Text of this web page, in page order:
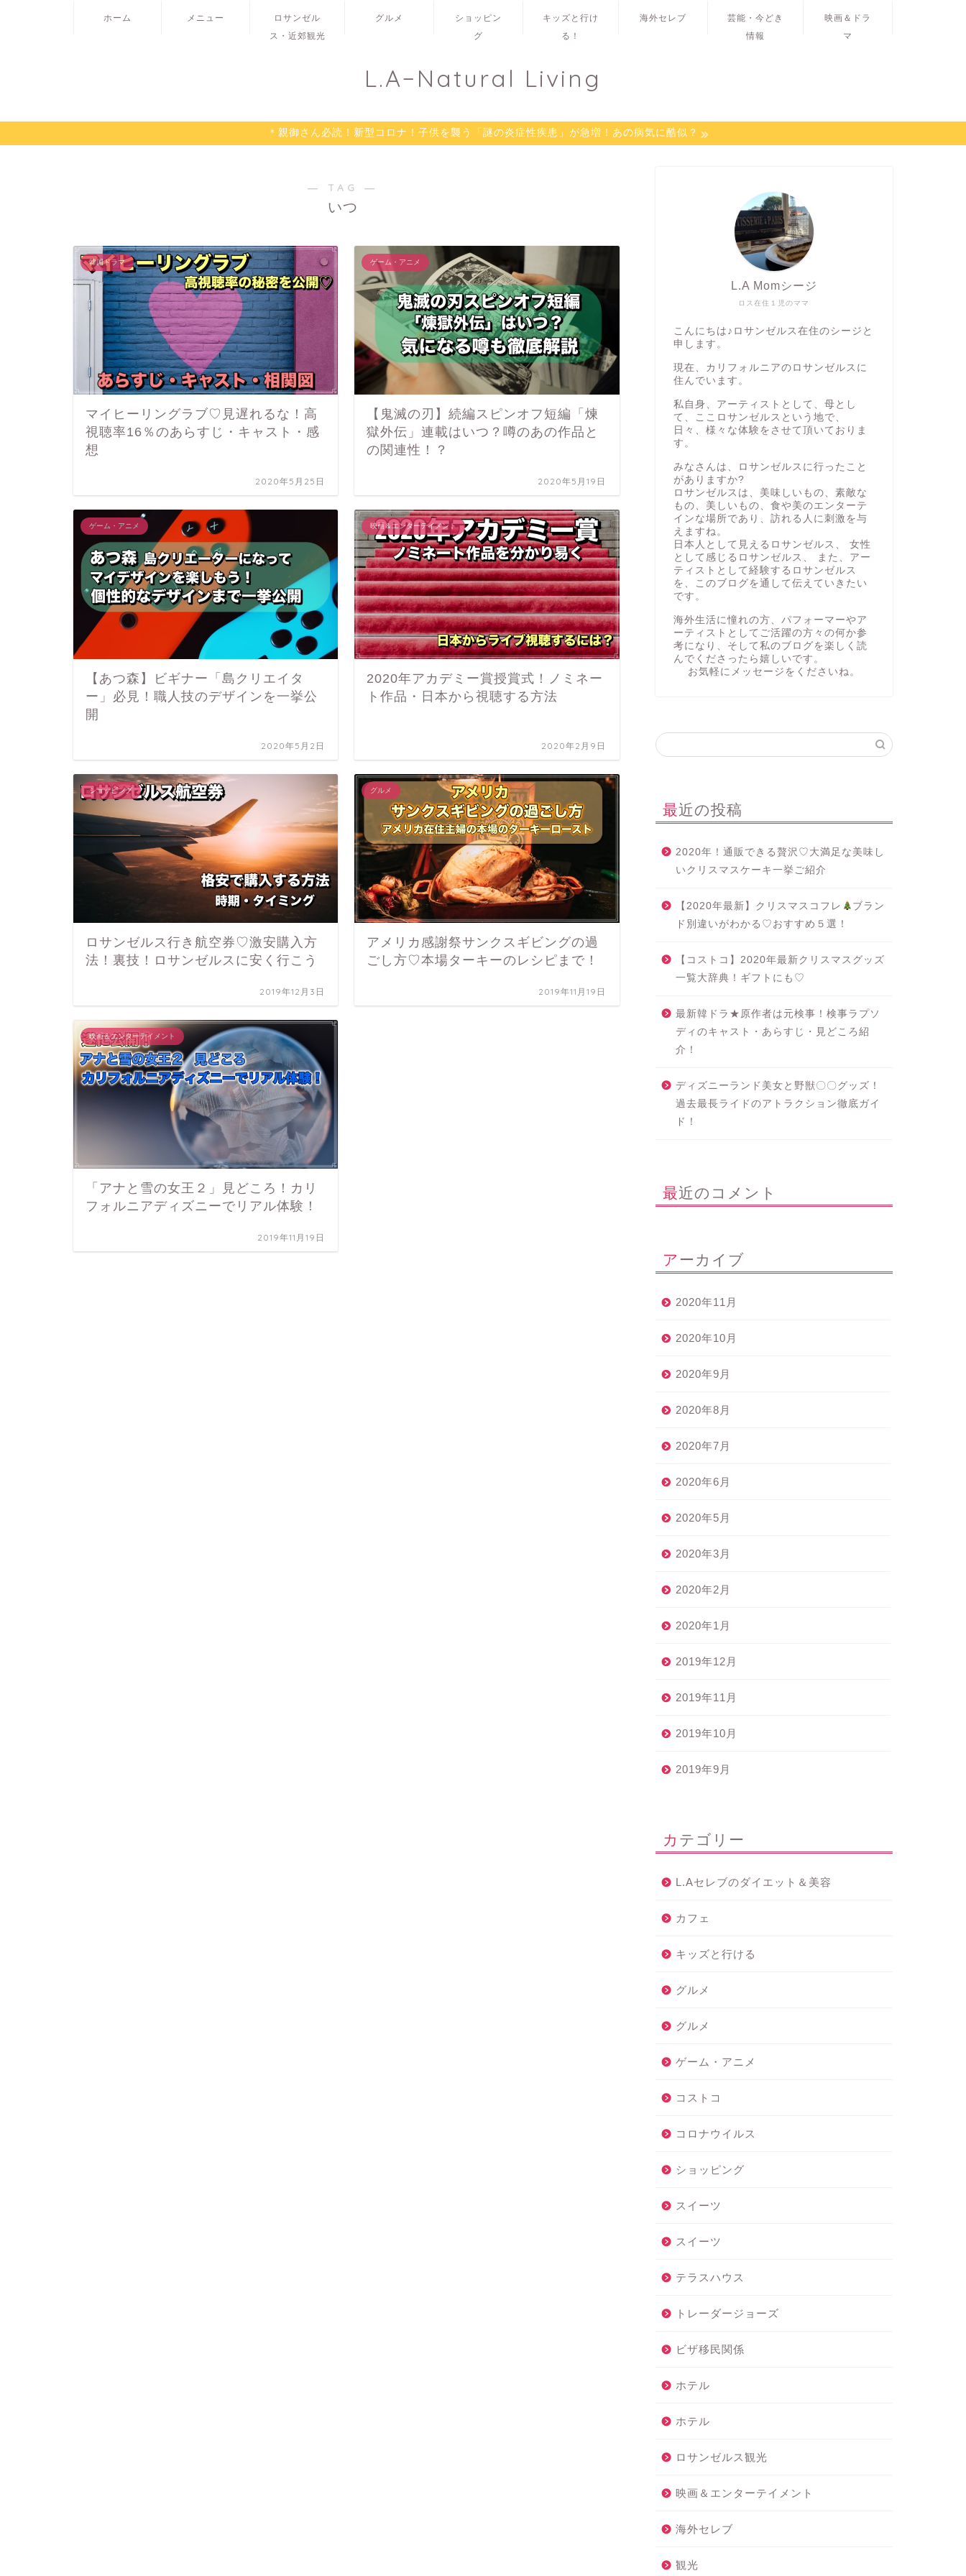
ホーム メニュー
ロサンゼル
ス・近郊観光
グルメ
ショッピン
グ
キッズと行け
る！
海外セレブ
芸能・今どき
情報
映画＆ドラ
マ
L.A−Natural Living
＊親御さん必読！新型コロナ！子供を襲う「謎の炎症性疾患」が急増！あの病気に酷似？
― TAG ―
いつ
韓国ドラマ
マイヒーリングラブ♡見遅れるな！高
視聴率16％のあらすじ・キャスト・感
想
2020年5月25日
ゲーム・アニメ
【鬼滅の刃】続編スピンオフ短編「煉
獄外伝」連載はいつ？噂のあの作品と
の関連性！？
2020年5月19日
ゲーム・アニメ
【あつ森】ビギナー「島クリエイタ
ー」必見！職人技のデザインを一挙公
開
2020年5月2日
映画＆エンターテイメント
2020年アカデミー賞授賞式！ノミネー
ト作品・日本から視聴する方法
2020年2月9日
ショッピング
ロサンゼルス行き航空券♡激安購入方
法！裏技！ロサンゼルスに安く行こう
2019年12月3日
グルメ
アメリカ感謝祭サンクスギビングの過
ごし方♡本場ターキーのレシピまで！
2019年11月19日
映画＆エンターテイメント
「アナと雪の女王２」見どころ！カリ
フォルニアディズニーでリアル体験！
2019年11月19日
ロス在住１児のママ
L.A Momシージ
こんにちは♪ロサンゼルス在住のシージと
申します。
現在、カリフォルニアのロサンゼルスに
住んでいます。
私自身、アーティストとして、母とし
て、ここロサンゼルスという地で、
日々、様々な体験をさせて頂いておりま
す。
みなさんは、ロサンゼルスに行ったこと
がありますか?
ロサンゼルスは、美味しいもの、素敵な
もの、美しいもの、食や美のエンターテ
インな場所であり、訪れる人に刺激を与
えますね。
日本人として見えるロサンゼルス、 女性
として感じるロサンゼルス、 また、アー
ティストとして経験するロサンゼルス
を、このブログを通して伝えていきたい
です。
海外生活に憧れの方、パフォーマーやア
ーティストとしてご活躍の方々の何か参
考になり、そして私のブログを楽しく読
んでくださったら嬉しいです。
お気軽にメッセージをくださいね。
最近の投稿
2020年！通販できる贅沢♡大満足な美味し
いクリスマスケーキ一挙ご紹介
【2020年最新】クリスマスコフレ
ブラン
ド別違いがわかる♡おすすめ５選！
【コストコ】2020年最新クリスマスグッズ
一覧大辞典！ギフトにも♡
最新韓ドラ★原作者は元検事！検事ラプソ
ディのキャスト・あらすじ・見どころ紹
介！
ディズニーランド美女と野獣〇〇グッズ！
過去最長ライドのアトラクション徹底ガイ
ド！
最近のコメント
アーカイブ
2020年11月
2020年10月
2020年9月
2020年8月
2020年7月
2020年6月
2020年5月
2020年3月
2020年2月
2020年1月
2019年12月
2019年11月
2019年10月
2019年9月
カテゴリー
L.Aセレブのダイエット＆美容
カフェ
キッズと行ける
グルメ
グルメ
ゲーム・アニメ
コストコ
コロナウイルス
ショッピング
スイーツ
スイーツ
テラスハウス
トレーダージョーズ
ビザ移民関係
ホテル
ホテル
ロサンゼルス観光
映画＆エンターテイメント
海外セレブ
観光